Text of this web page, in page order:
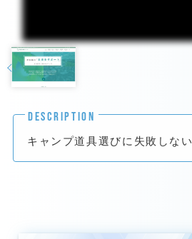
DESCRIPTION
キャンプ道具選びに失敗しない